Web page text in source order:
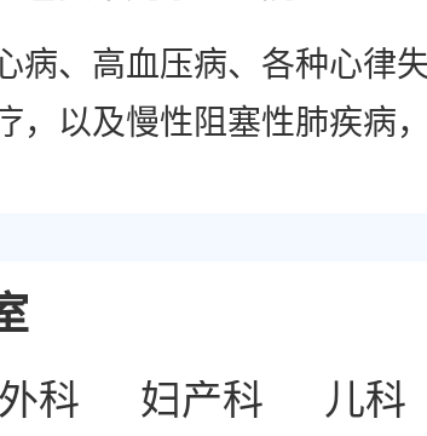
病、高血压病、各种心律
，以及慢性阻塞性肺疾病
科 妇产科 儿科